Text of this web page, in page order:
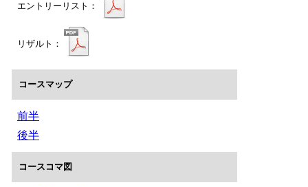
エントリーリスト：
リザルト：
コースマップ
前半
後半
コースコマ図